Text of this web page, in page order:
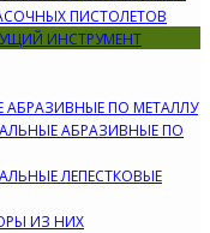
ПИСТОЛЕТОВ
ИНСТРУМЕНТ
АБРАЗИВНЫЕ ПО МЕТАЛЛУ
АБРАЗИВНЫЕ ПО
ЛЕПЕСТКОВЫЕ